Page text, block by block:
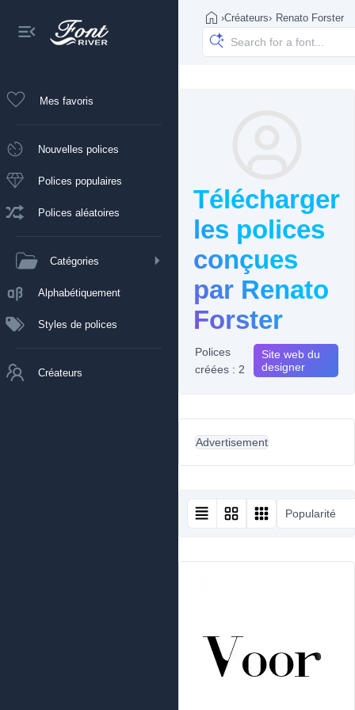
Mes favoris
Nouvelles polices
Polices populaires
Polices aléatoires
Catégories
Alphabétiquement
Styles de polices
Créateurs
›Créateurs› Renato Forster
Télécharger
les polices
conçues
par Renato
Forster
Polices
créées : 2
Site web du
designer
Advertisement
Popularité